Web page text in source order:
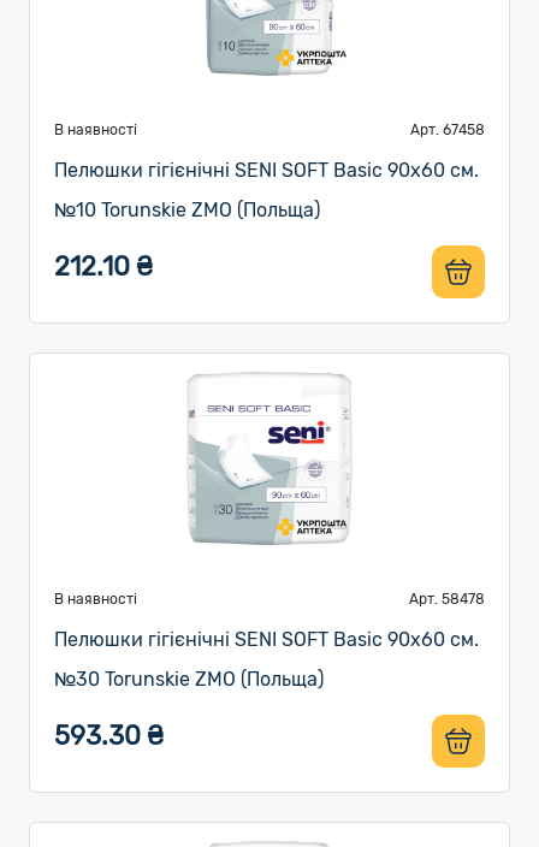
В наявності Арт. 67458
Пелюшки гігієнічні SENI SOFT Basic 90х60 см.
№10 Torunskie ZMO (Польща)
212.10 ₴
В наявності Арт. 58478
Пелюшки гігієнічні SENI SOFT Basic 90х60 см.
№30 Torunskie ZMO (Польща)
593.30 ₴